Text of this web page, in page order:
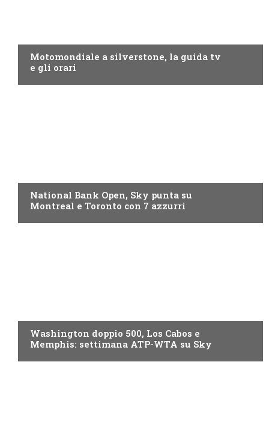
Motomondiale a silverstone, la guida tv
e gli orari
National Bank Open, Sky punta su
Montreal e Toronto con 7 azzurri
Washington doppio 500, Los Cabos e
Memphis: settimana ATP-WTA su Sky